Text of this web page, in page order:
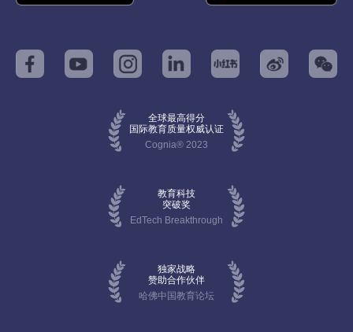
全球最高得分
国际教育质量权威认证
Cognia® 2023
教育科技
突破奖
EdTech Breakthrough
独家战略
赞助合作伙伴
哈佛中国教育论坛